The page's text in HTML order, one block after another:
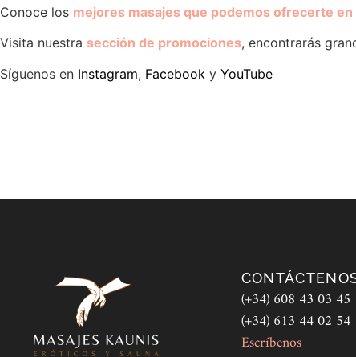
Conoce los mejores masajes que podemos ofrecerte en
Visita nuestra sección de promociones, encontrarás
Síguenos en Instagram, Facebook y YouTube
(+34) 608 43 03 45
(+34) 613 44 02 54
Escríbenos